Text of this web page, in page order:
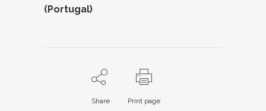
(Portugal)
Share Print page